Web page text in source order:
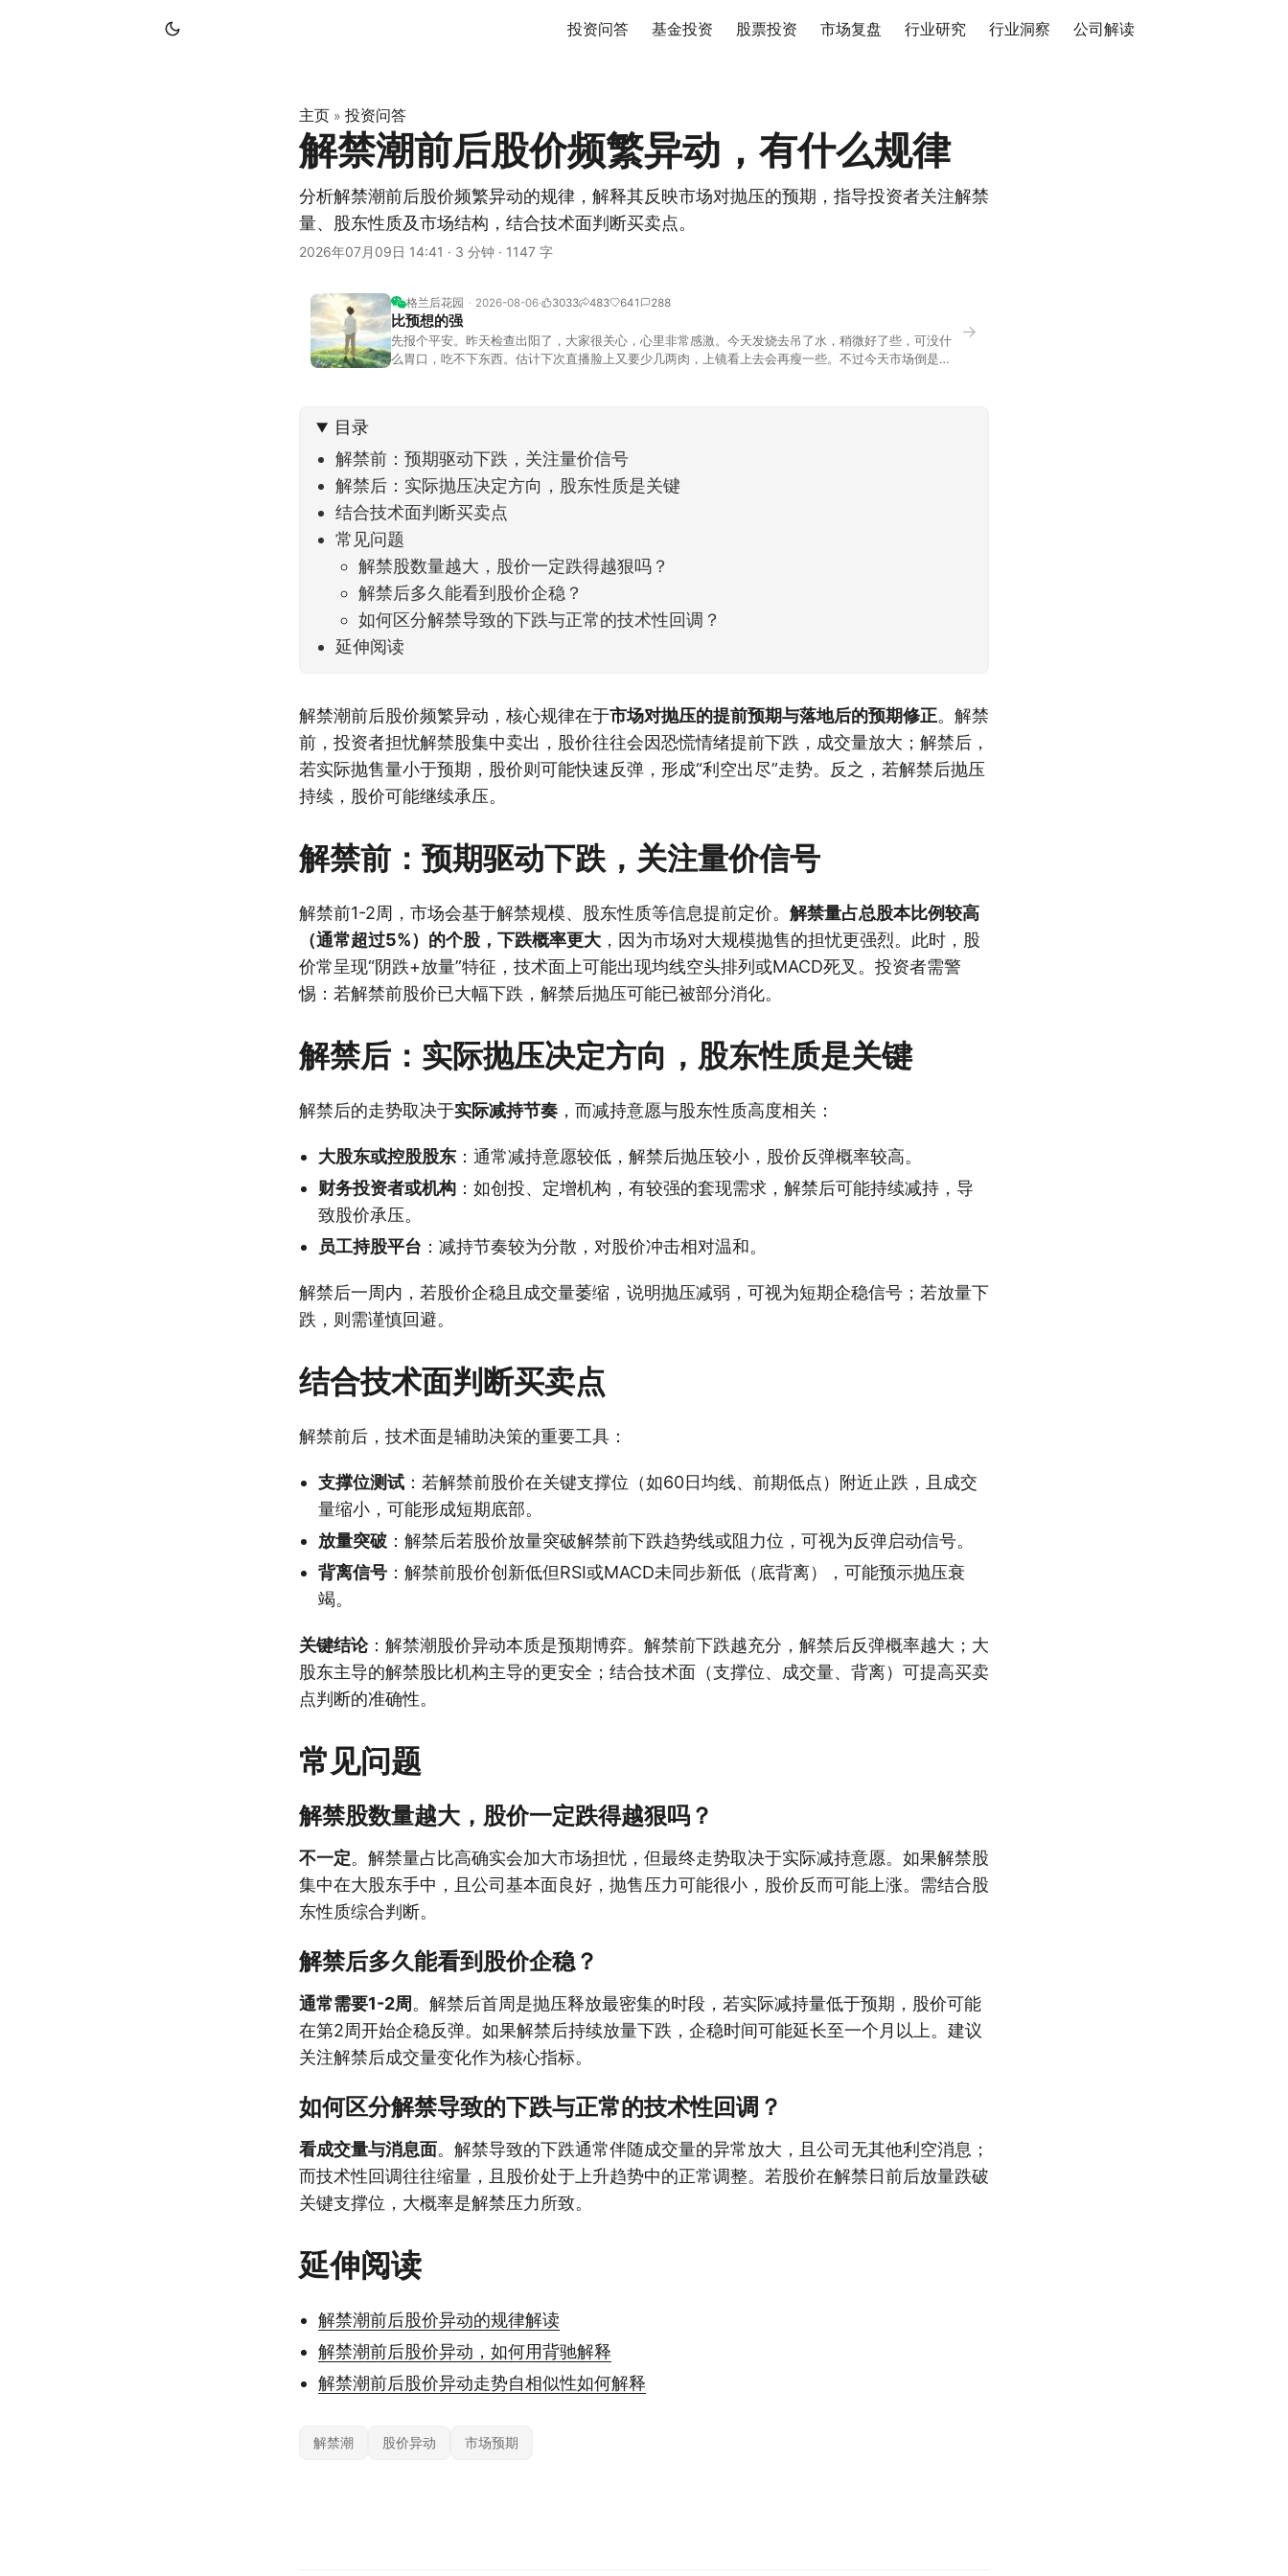
投资问答 基金投资 股票投资 市场复盘 行业研究 行业洞察 公司解读
主页 » 投资问答
解禁潮前后股价频繁异动，有什么规律
分析解禁潮前后股价频繁异动的规律，解释其反映市场对抛压的预期，指导投资者关注解禁
量、股东性质及市场结构，结合技术面判断买卖点。
2026年07月09日 14:41 · 3 分钟 · 1147 字
格兰后花园 2026-08-06 3033 483 641 288
比预想的强
先报个平安。昨天检查出阳了，大家很关心，心里非常感激。今天发烧去吊了水，稍微好了些，可没什
么胃口，吃不下东西。估计下次直播脸上又要少几两肉，上镜看上去会再瘦一些。不过今天市场倒是蛮
→
目录
解禁前：预期驱动下跌，关注量价信号
解禁后：实际抛压决定方向，股东性质是关键
结合技术面判断买卖点
常见问题
解禁股数量越大，股价一定跌得越狠吗？
解禁后多久能看到股价企稳？
如何区分解禁导致的下跌与正常的技术性回调？
延伸阅读
解禁潮前后股价频繁异动，核心规律在于市场对抛压的提前预期与落地后的预期修正。解禁
前，投资者担忧解禁股集中卖出，股价往往会因恐慌情绪提前下跌，成交量放大；解禁后，
若实际抛售量小于预期，股价则可能快速反弹，形成“利空出尽”走势。反之，若解禁后抛压
持续，股价可能继续承压。
解禁前：预期驱动下跌，关注量价信号
解禁前1-2周，市场会基于解禁规模、股东性质等信息提前定价。 解禁量占总股本比例较高
（通常超过5%）的个股，下跌概率更大 ，因为市场对大规模抛售的担忧更强烈。此时，股
价常呈现“阴跌+放量”特征，技术面上可能出现均线空头排列或MACD死叉。投资者需警
惕：若解禁前股价已大幅下跌，解禁后抛压可能已被部分消化。
解禁后：实际抛压决定方向，股东性质是关键
解禁后的走势取决于实际减持节奏 ，而减持意愿与股东性质高度相关：
大股东或控股股东 ：通常减持意愿较低，解禁后抛压较小，股价反弹概率较高。
财务投资者或机构 ：如创投、定增机构，有较强的套现需求，解禁后可能持续减持，导
致股价承压。
员工持股平台 ：减持节奏较为分散，对股价冲击相对温和。
解禁后一周内，若股价企稳且成交量萎缩，说明抛压减弱，可视为短期企稳信号；若放量下
跌，则需谨慎回避。
结合技术面判断买卖点
解禁前后，技术面是辅助决策的重要工具：
支撑位测试 ：若解禁前股价在关键支撑位（如60日均线、前期低点）附近止跌，且成交
量缩小，可能形成短期底部。
放量突破 ：解禁后若股价放量突破解禁前下跌趋势线或阻力位，可视为反弹启动信号。
背离信号 ：解禁前股价创新低但RSI或MACD未同步新低（底背离），可能预示抛压衰
竭。
关键结论：解禁潮股价异动本质是预期博弈。解禁前下跌越充分，解禁后反弹概率越大；大
股东主导的解禁股比机构主导的更安全；结合技术面（支撑位、成交量、背离）可提高买卖
点判断的准确性。
常见问题
解禁股数量越大，股价一定跌得越狠吗？
不一定。解禁量占比高确实会加大市场担忧，但最终走势取决于实际减持意愿。如果解禁股
集中在大股东手中，且公司基本面良好，抛售压力可能很小，股价反而可能上涨。需结合股
东性质综合判断。
解禁后多久能看到股价企稳？
通常需要1-2周。解禁后首周是抛压释放最密集的时段，若实际减持量低于预期，股价可能
在第2周开始企稳反弹。如果解禁后持续放量下跌，企稳时间可能延长至一个月以上。建议
关注解禁后成交量变化作为核心指标。
如何区分解禁导致的下跌与正常的技术性回调？
看成交量与消息面。解禁导致的下跌通常伴随成交量的异常放大，且公司无其他利空消息；
而技术性回调往往缩量，且股价处于上升趋势中的正常调整。若股价在解禁日前后放量跌破
关键支撑位，大概率是解禁压力所致。
延伸阅读
解禁潮前后股价异动的规律解读
解禁潮前后股价异动，如何用背驰解释
解禁潮前后股价异动走势自相似性如何解释
解禁潮 股价异动 市场预期